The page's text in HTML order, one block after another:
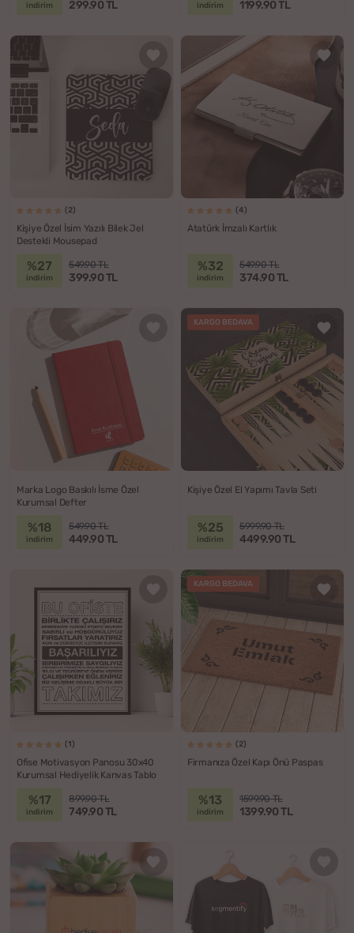
indirim 299.90 TL indirim 1199.90 TL
(2)
Kişiye Özel İsim Yazılı Bilek Jel
Destekli Mousepad
%27
indirim
549.90 TL
399.90 TL
(4)
Atatürk İmzalı Kartlık
%32
indirim
549.90 TL
374.90 TL
Marka Logo Baskılı İsme Özel
Kurumsal Defter
%18
indirim
549.90 TL
449.90 TL
KARGO BEDAVA
Kişiye Özel El Yapımı Tavla Seti
%25
indirim
5999.90 TL
4499.90 TL
(1)
Ofise Motivasyon Panosu 30x40
Kurumsal Hediyelik Kanvas Tablo
%17
indirim
899.90 TL
749.90 TL
KARGO BEDAVA
(2)
Firmanıza Özel Kapı Önü Paspas
%13
indirim
1599.90 TL
1399.90 TL